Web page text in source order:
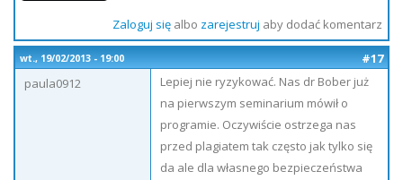
Zaloguj sięalbo zarejestruj aby dodać komentarz
wt., 19/02/2013 - 19:00
#17
paula0912
Lepiej nie ryzykować. Nas dr Bober już
na pierwszym seminarium mówił o
programie. Oczywiście ostrzega nas
przed plagiatem tak często jak tylko się
da ale dla własnego bezpieczeństwa